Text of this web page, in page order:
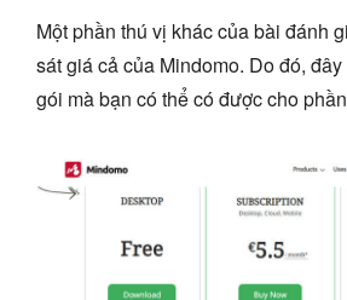
Một phần thú vị khác của bài đánh
sát giá cả của Mindomo. Do đó,
gói mà bạn có thể có được cho